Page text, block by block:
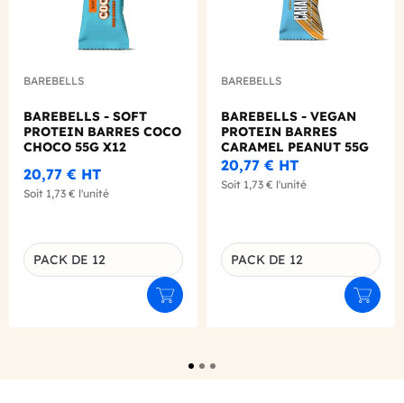
BAREBELLS
BAREBELLS - SOFT
PROTEIN BARRES COCO
CHOCO 55G X12
20,77 € HT
Soit 1,73 € l'unité
Déclinaison du produit
PACK DE 12
Ajouter au panier
BAREBELLS
BAREBELLS - VEGAN
PROTEIN BARRES
CARAMEL PEANUT 55G
X12
20,77 € HT
Soit 1,73 € l'unité
Déclinaison du produit
PACK DE 12